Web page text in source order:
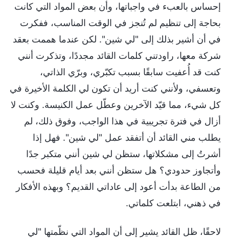
إحساس بالعبء في واجباتها، وأن بعض المواد التي كانت
بحاجة إلى تنظيم لم تُنجز في الوقت المناسب، ففكرت
في أن أشير بذلك إلى "لي شين". لكن عندما هممت بعقد
شركة معها، راودتني كلمات القائد مجددًا، وتذكرت أنني
كنت قد أُعفيت سابقًا بسبب تكبّري، وبرّي الذاتي،
وتعسفي، ولأنني كنت أريد أن تكون لي الكلمة الأخيرة في
كل شيء، مما قيّد الآخرين وعطّل عمل الكنيسة. وكنت لا
أزال في فترة تجريبية في هذا الواجب، وفوق ذلك، لم
يطلب مني القائد أن أتفقد عمل "لي شين". فهل إذا
أشرتُ إلى مشكلاتها، ستظن لي شين أنني متكبر جدًا
وأتجاوز حدودي؟ هل ستظن أنني بعد أيام قليلة فحسب
من الطاعة بدأت أعود إلى عاداتي القديم؟ وبهذه الأفكار
في ذهني، ابتلعت كلماتي.
لاحقًا، ظل القائد يشير إلى أن المواد التي نظّمتها "لي